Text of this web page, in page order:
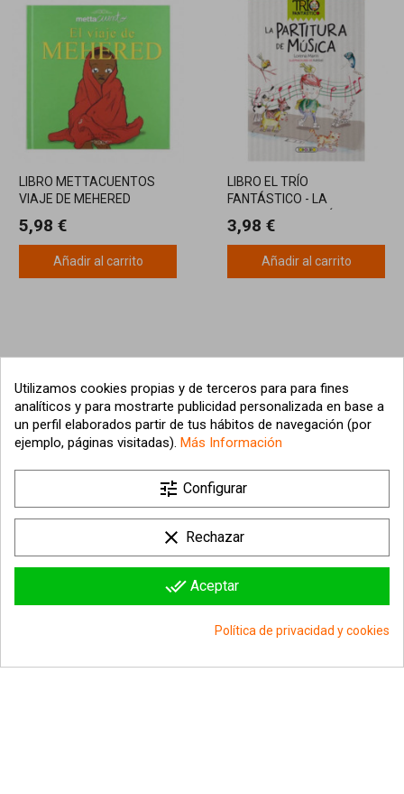
LIBRO METTACUENTOS
VIAJE DE MEHERED
5,98 €
Añadir al carrito
LIBRO EL TRÍO
FANTÁSTICO - LA
3,98 €
Añadir al carrito
Información sobre la tienda 
Utilizamos cookies propias y de terceros para para fines
analíticos y para mostrarte publicidad personalizada en base a
un perfil elaborados partir de tus hábitos de navegación (por
ejemplo, páginas visitadas). Más Información
tune Configurar
clear Rechazar
done_all Aceptar
Política de privacidad y cookies